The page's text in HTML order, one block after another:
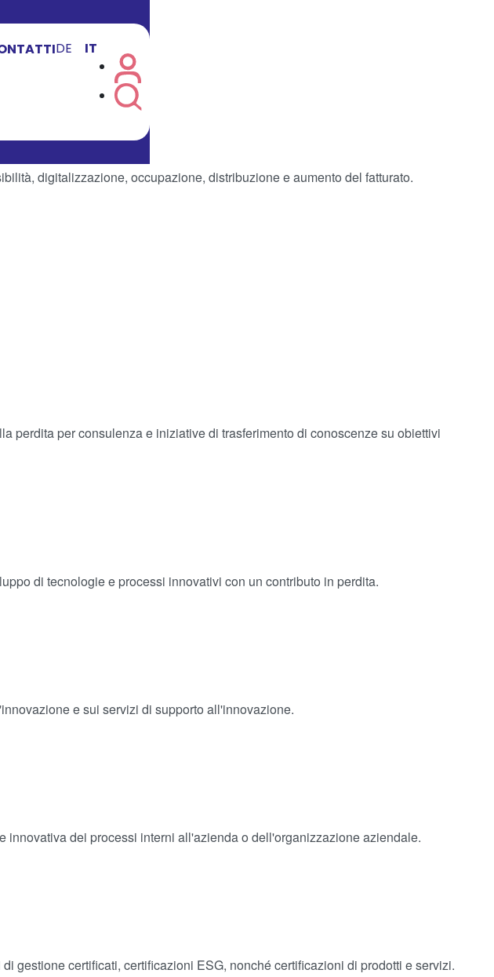
DE IT
digitalizzazione, occupazione, distribuzione e aumento del fatturato.
perdita per consulenza e iniziative di trasferimento di conoscenze su obiettivi
di tecnologie e processi innovativi con un contributo in perdita.
e sui servizi di supporto all'innovazione.
dei processi interni all'azienda o dell'organizzazione aziendale.
gestione certificati, certificazioni ESG, nonché certificazioni di prodotti e servizi.